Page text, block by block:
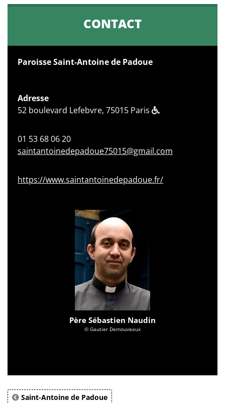
CONTACT
Paroisse Saint-Antoine de Padoue
Adresse
52 boulevard Lefebvre, 75015 Paris
01 53 68 06 20
saintantoinedepadoue75015@gmail.com
https://www.saintantoinedepadoue.fr/
Père Sébastien Naudin
© Gautier Demouveaux
Saint-Antoine de Padoue